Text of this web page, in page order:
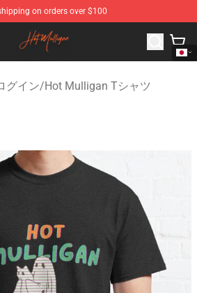
on orders over $100
- Official Hot Mulligan Merchandise
グイン/Hot Mulligan Tシャツ